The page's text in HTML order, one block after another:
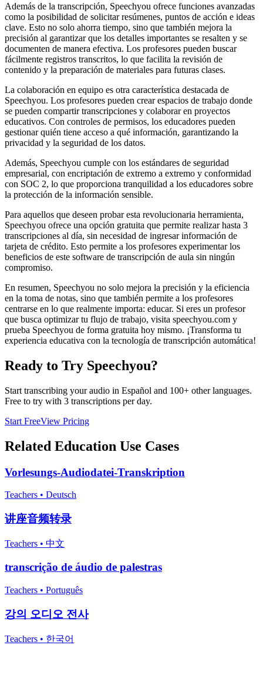
Además de la transcripción, Speechyou ofrece funciones avanzadas
como la posibilidad de solicitar resúmenes, puntos de acción e ideas
clave. Esto no solo ahorra tiempo, sino que también mejora la
precisión al garantizar que los detalles importantes se resalten y se
documenten de manera efectiva. Los profesores pueden buscar
fácilmente registros transcritos, lo que facilita la revisión de
contenido y la preparación de materiales para futuras clases.
La colaboración en equipo es otra característica destacada de
Speechyou. Los profesores pueden crear espacios de trabajo donde
se pueden compartir transcripciones y colaborar en proyectos
educativos. Con controles de permisos, los educadores pueden
gestionar quién tiene acceso a qué información, garantizando la
privacidad y la seguridad de los datos.
Además, Speechyou cumple con los estándares de seguridad
empresarial, con encriptación de extremo a extremo y conformidad
con SOC 2, lo que proporciona tranquilidad a los educadores sobre
la protección de la información sensible.
Para aquellos que deseen probar esta revolucionaria herramienta,
Speechyou ofrece una opción gratuita que permite realizar hasta 3
transcripciones al día, sin necesidad de ingresar información de
tarjeta de crédito. Esto permite a los profesores experimentar los
beneficios de este software de transcripción de aula sin ningún
compromiso.
En resumen, Speechyou no solo mejora la precisión y la eficiencia
en la toma de notas, sino que también permite a los profesores
centrarse en lo que realmente importa: educar. Si eres un profesor
que busca optimizar tu flujo de trabajo, visita speechyou.com y
prueba Speechyou de forma gratuita hoy mismo. ¡Transforma tu
experiencia educativa con la tecnología de transcripción automática!
Ready to Try Speechyou?
Start transcribing your audio in Español and 100+ other languages.
Free to try with 3 transcriptions per day.
Start FreeView Pricing
Related Education Use Cases
Vorlesungs-Audiodatei-Transkription
Teachers • Deutsch
讲座音频转录
Teachers • 中文
transcrição de áudio de palestras
Teachers • Português
강의 오디오 전사
Teachers • 한국어